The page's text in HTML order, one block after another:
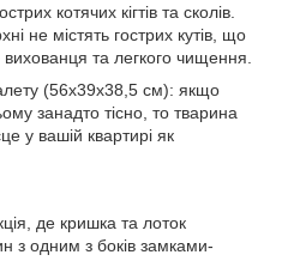
котячих кігтів та сколів.
не містять гострих кутів, що
та легкого чищення.
(56х39х38,5 см): якщо
занадто тісно, ​​то тварина
у вашій квартирі як
де кришка та лоток
з одним з боків замками-